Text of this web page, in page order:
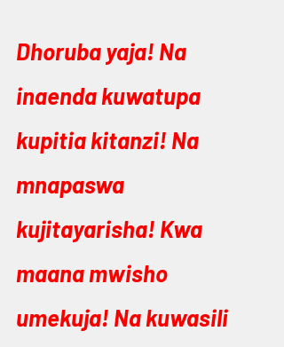
Dhoruba yaja! Na
inaenda kuwatupa
kupitia kitanzi! Na
mnapaswa
kujitayarisha! Kwa
maana mwisho
umekuja! Na kuwasili